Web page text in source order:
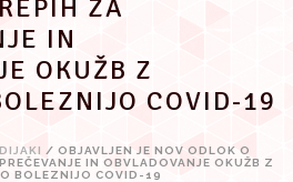
ZA
IN
OKUŽB Z
COVID-19
DIJAKI / OBJAVLJEN JE NOV ODLOK O
IN OBVLADOVANJE OKUŽB Z
BOLEZNIJO COVID-19